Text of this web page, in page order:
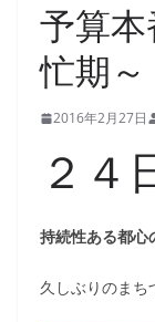
予算
忙期～
2016年2月27日
２４
持続性ある都心
久しぶりのまち